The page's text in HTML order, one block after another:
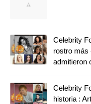
Celebrity
rostro más
admitieron
Celebrity
historia :